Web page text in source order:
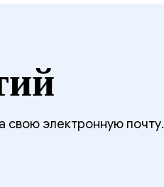
свою электронную почту.